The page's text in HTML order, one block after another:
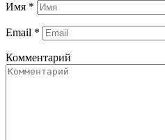
Имя *
Email *
Комментарий